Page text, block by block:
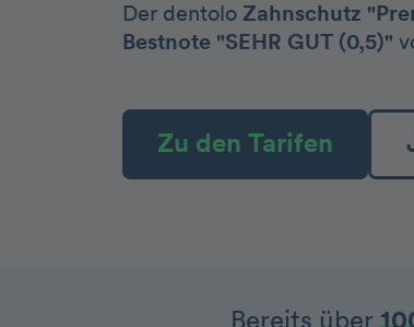
Der dentolo Zahnschutz
Bestnote "SEHR GUT (0,5)"
Zu den Tarifen
Bereits über